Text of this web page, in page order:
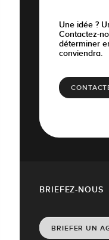
Une idée ?
Contactez-
déterminer
conviendra.
BRIEFEZ-NOUS
BRIEFER UN